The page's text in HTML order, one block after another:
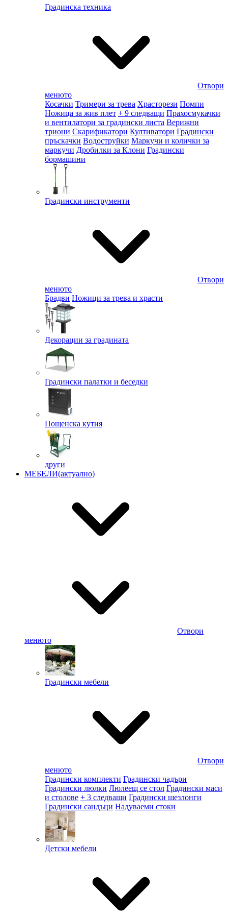
Градинска техника
Отвори
менюто
Косачки Тримери за трева Храсторези Помпи
Ножица за жив плет + 9 следващи Прахосмукачки
и вентилатори за градински листа Верижни
триони Скарификатори Култиватори Градински
пръскачки Водоструйки Маркучи и колички за
маркучи Дробилки за Клони Градински
бормашини
Градински инструменти
Отвори
менюто
Брадви Ножици за трева и храсти
Декорации за градината
Градински палатки и беседки
Пощенска кутия
други
МЕБЕЛИ(актуално)
Отвори
менюто
Градински мебели
Отвори
менюто
Градински комплекти Градински чадъри
Градински люлки Люлеещ се стол Градински маси
и столове + 3 следващи Градински шезлонги
Градински сандъци Надуваеми стоки
Детски мебели